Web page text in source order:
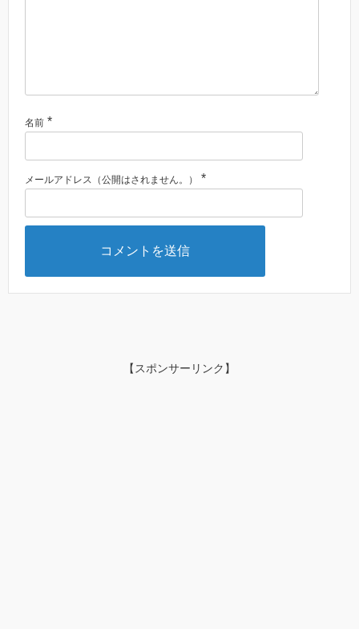
名前 *
メールアドレス（公開はされません。） *
【スポンサーリンク】